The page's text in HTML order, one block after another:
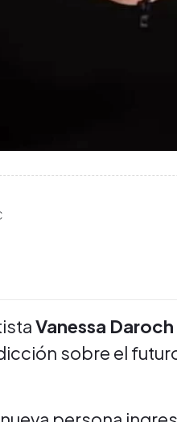
Vanessa Daroch
sobre el